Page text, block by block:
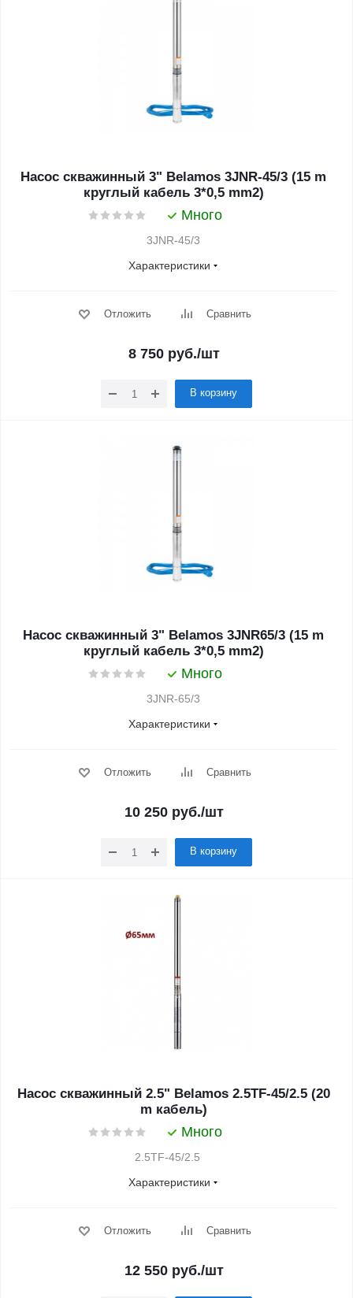
Насос скважинный 3" Belamos 3JNR-45/3 (15 m
круглый кабель 3*0,5 mm2)
Много
3JNR-45/3
Характеристики
Отложить Сравнить
8 750руб./шт
В корзину
Насос скважинный 3" Belamos 3JNR65/3 (15 m
круглый кабель 3*0,5 mm2)
Много
3JNR-65/3
Характеристики
Отложить Сравнить
10 250руб./шт
В корзину
Насос скважинный 2.5" Belamos 2.5TF-45/2.5 (20
m кабель)
Много
2.5TF-45/2.5
Характеристики
Отложить Сравнить
12 550руб./шт